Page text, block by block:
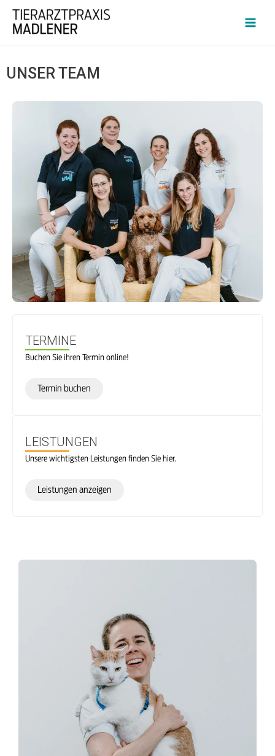
UNSER TEAM
TERMINE
Buchen Sie ihren Termin online!
Termin buchen
LEISTUNGEN
Unsere wichtigsten Leistungen finden Sie hier.
Leistungen anzeigen